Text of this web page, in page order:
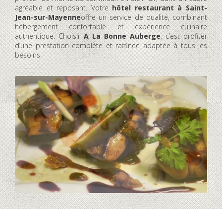
agréable et reposant. Votrehôtel restaurant à Saint-
Jean-sur-Mayenneoffre un service de qualité, combinant
hébergement confortable et expérience culinaire
authentique. ChoisirA La Bonne Auberge, c’est profiter
d’une prestation complète et raffinée adaptée à tous les
besoins.